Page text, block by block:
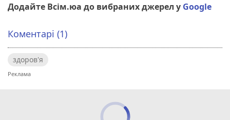
Додайте Всім.юа до вибраних джерел у Google
Коментарі (1)
здоров'я